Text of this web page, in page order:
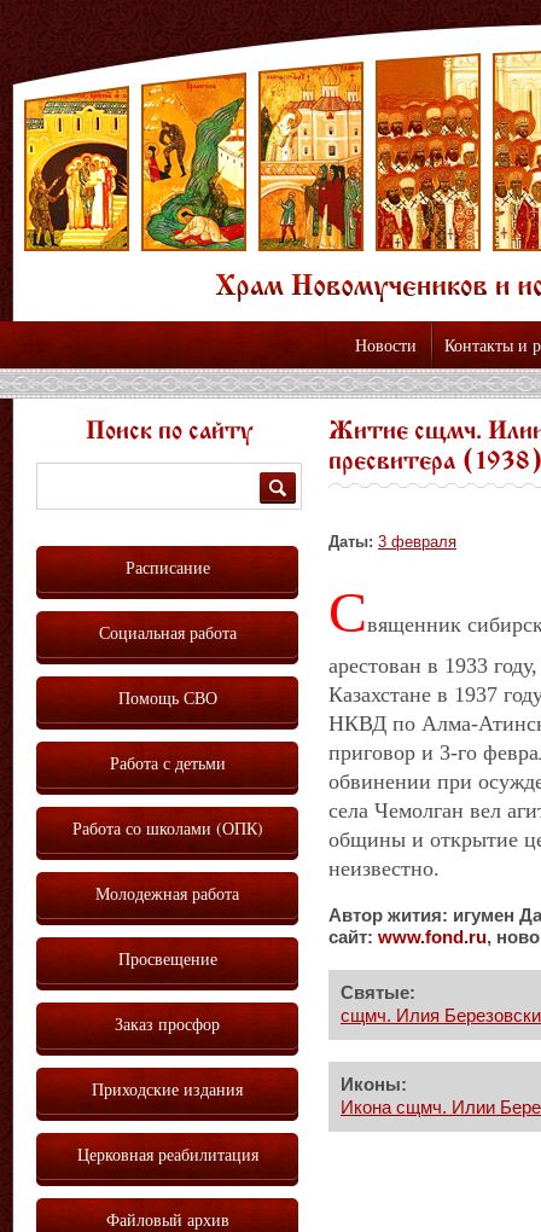
Новости Контакты и
Житие сщмч. Илии
пресвитера
Даты: 3 февраля
Священник
арестован в 1933
Казахстане в 1937
НКВД по Алма-
приговор и 3-го
обвинении при
села Чемолган вел
общины и открытие
неизвестно.
Автор жития: игумен
сайт: www.fond .ru,
Святые:
сщмч. Илия
Иконы:
Икона сщмч. Илии
Поиск по сайту
Расписание
Социальная работа
Помощь СВО
Работа с детьми
Работа со школами (ОПК)
Молодежная работа
Просвещение
Заказ просфор
Приходские издания
Церковная реабилитация
Файловый архив